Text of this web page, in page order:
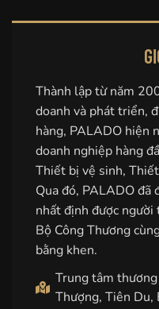
Thành lập từ năm
doanh và phát triển,
hàng, PALADO hiện
doanh nghiệp hàng
Thiết bị vệ sinh,
Qua đó, PALADO đã
nhất định được người
Bộ Công Thương
bằng khen.
Trung tâm
Thượng, Tiên Du,